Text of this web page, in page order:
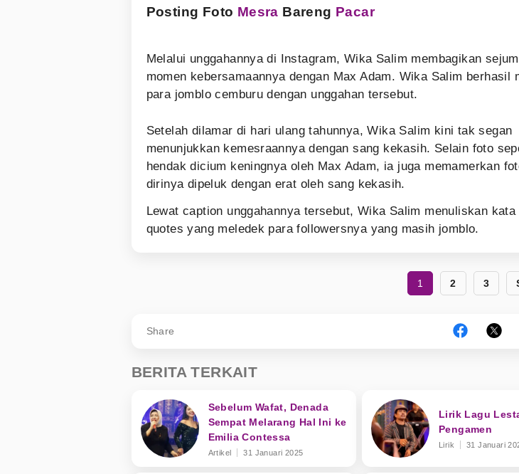
Posting Foto Mesra Bareng Pacar
Melalui unggahannya di Instagram, Wika Salim membagikan
momen kebersamaannya dengan Max Adam. Wika Salim berhasil
para jomblo cemburu dengan unggahan tersebut.
Setelah dilamar di hari ulang tahunnya, Wika Salim kini tak segan
menunjukkan kemesraannya dengan sang kekasih. Selain foto
hendak dicium keningnya oleh Max Adam, ia juga memamerkan
dirinya dipeluk dengan erat oleh sang kekasih.
Lewat caption unggahannya tersebut, Wika Salim menuliskan kata
quotes yang meledek para followersnya yang masih jomblo.
1 2 3
Share
BERITA TERKAIT
Sebelum Wafat, Denada
Sempat Melarang Hal Ini ke
Emilia Contessa
Artikel 31 Januari 2025
Lirik Lagu
Pengamen
Lirik 31 Januari